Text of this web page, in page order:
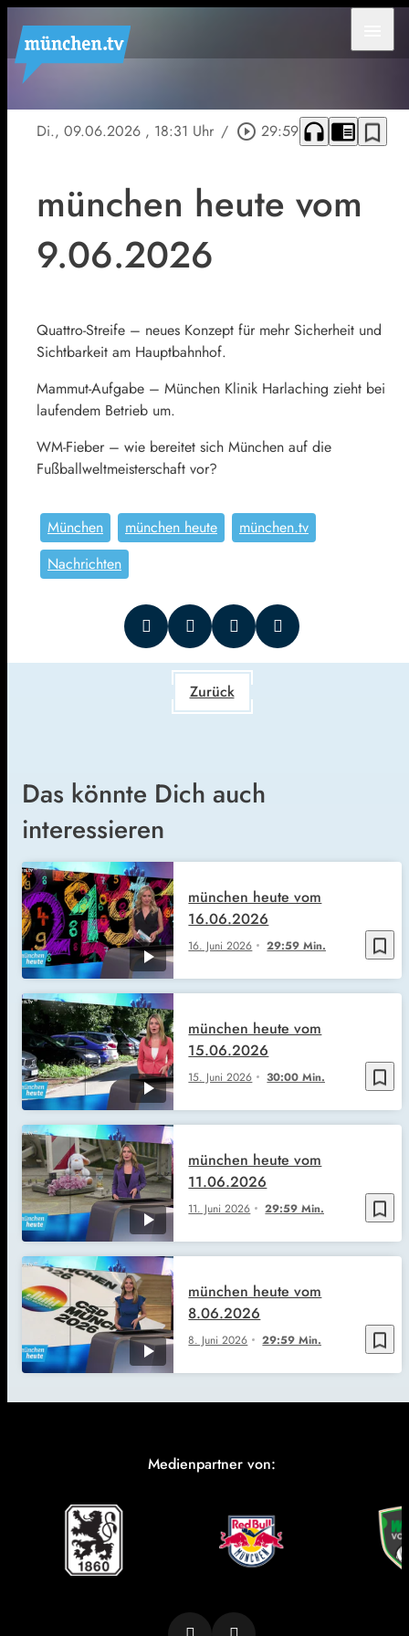
Di., 09.06.2026 , 18:31 Uhr / play_circle_outline 29:59 headphones chrome_reader_mode bookmark_border
münchen heute vom
9.06.2026
Quattro-Streife – neues Konzept für mehr Sicherheit und
Sichtbarkeit am Hauptbahnhof.
Mammut-Aufgabe – München Klinik Harlaching zieht bei
laufendem Betrieb um.
WM-Fieber – wie bereitet sich München auf die
Fußballweltmeisterschaft vor?
München münchen heute
münchen.tv
Nachrichten
Zurück
Das könnte Dich auch
interessieren
bookmark_border
16. Juni 2026 29:59 Min.
münchen heute vom
16.06.2026
bookmark_border
15. Juni 2026 30:00 Min.
münchen heute vom
15.06.2026
bookmark_border
11. Juni 2026 29:59 Min.
münchen heute vom
11.06.2026
bookmark_border
8. Juni 2026 29:59 Min.
münchen heute vom
8.06.2026
Medienpartner von: